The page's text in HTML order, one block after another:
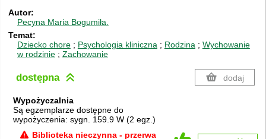
Autor
Pecyna Maria Bogumiła.
Temat
Dziecko chore
Psychologia kliniczna Rodzina
Wychowanie
w rodzinie
Zachowanie
dostępna dodaj
Wypożyczalnia
Są egzemplarze dostępne do
wypożyczenia: sygn. 159.9 W (2 egz. )
Biblioteka nieczynna - przerwa